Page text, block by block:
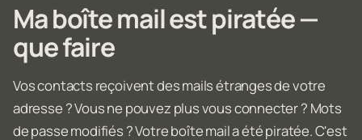
Ma boîte mail est piratée —
que faire
Vos contacts reçoivent des mails étranges de votre
adresse ? Vous ne pouvez plus vous connecter ? Mots
de passe modifiés ? Votre boîte mail a été piratée. C'est